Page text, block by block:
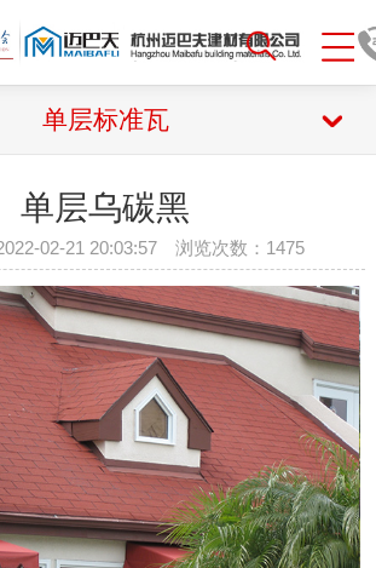
单层标准瓦
单层乌碳黑
02-21 20:03:57 浏览次数： 1475